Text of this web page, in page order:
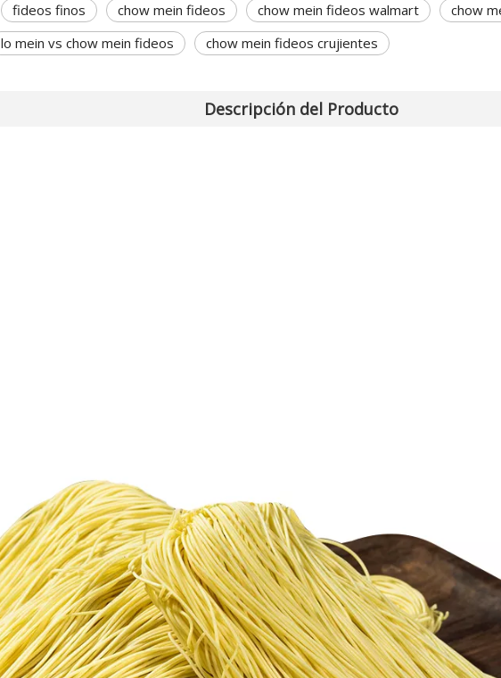
fideos finos chow mein fideos chow mein fideos walmart
chow
lo mein vs chow mein fideos chow mein fideos crujientes
Descripción del Producto